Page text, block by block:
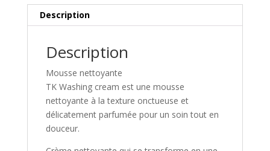
Description
Description
Mousse nettoyante
TK Washing cream est une mousse
nettoyante à la texture onctueuse et
délicatement parfumée pour un soin tout en
douceur.